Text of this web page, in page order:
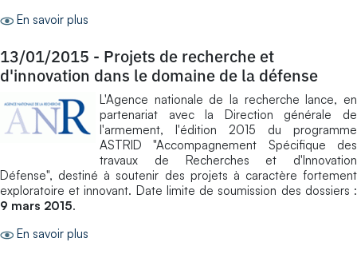
En savoir plus
13/01/2015 - Projets de recherche et
d'innovation dans le domaine de la défense
L'Agence nationale de la recherche lance, en
partenariat avec la Direction générale de
l'armement, l'édition 2015 du programme
ASTRID "Accompagnement Spécifique des
travaux de Recherches et d'Innovation
Défense", destiné à soutenir des projets à caractère fortement
exploratoire et innovant. Date limite de soumission des dossiers :
9 mars 2015.
En savoir plus